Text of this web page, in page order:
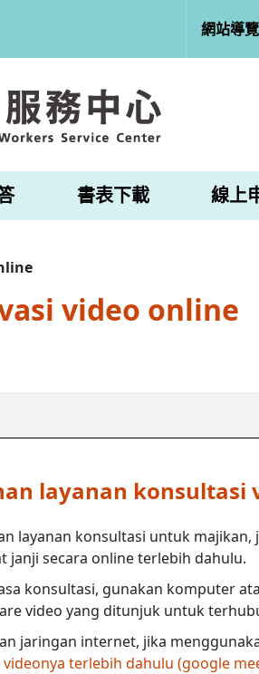
網站導覽
書表下載 線上
video online
layanan konsultasi
layanan konsultasi untuk
janji secara online terlebih dahulu.
konsultasi, gunakan komputer
video yang ditunjuk untuk
jaringan internet, jika
terlebih dahulu (google